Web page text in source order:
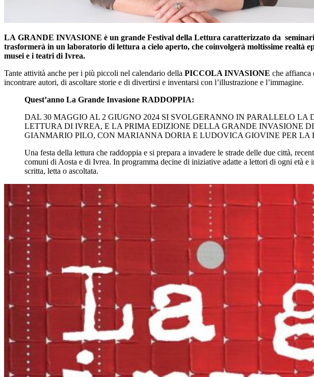
LA GRANDE INVASIONE è un grande Festival della Lettura caratterizzato da
trasformerà in un laboratorio di lettura a cielo aperto, che coinvolgerà moltissime realtà
musei e i teatri di Ivrea.
Tante attività anche per i più piccoli nel calendario della PICCOLA INVASIONE che affianca
incontrare autori, di ascoltare storie e di divertirsi e inventarsi con l’illustrazione e l’immagine.
Quest’anno La Grande Invasione RADDOPPIA:
DAL 30 MAGGIO AL 2 GIUGNO 2024 SI SVOLGERANNO IN PARALLELO
LETTURA DI IVREA, E LA PRIMA EDIZIONE DELLA GRANDE INVASIONE
GIANMARIO PILO, CON MARIANNA DORIA E LUDOVICA GIOVINE PER
Una festa della lettura che raddoppia e si prepara a invadere le strade delle due città,
comuni di Aosta e di Ivrea. In programma decine di iniziative adatte a lettori di ogni età
scritta, letta o ascoltata.